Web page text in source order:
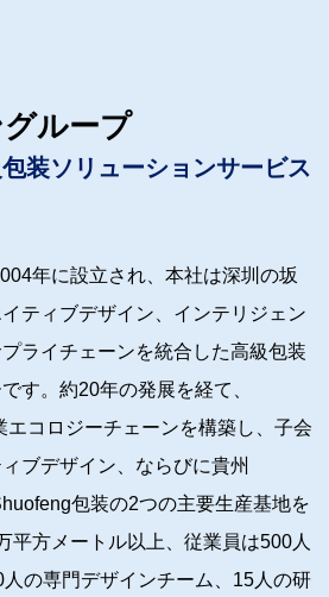
ループ
装ソリューションサービス
年に設立され、本社は深圳の坂
ティブデザイン、インテリジェン
ライチェーンを統合した高級包装
す。約20年の発展を経て、
エコロジーチェーンを構築し、子会
ブデザイン、ならびに貴州
包装の2つの主要生産基地を
平方メートル以上、従業員は500人
の専門デザインチーム、15人の研